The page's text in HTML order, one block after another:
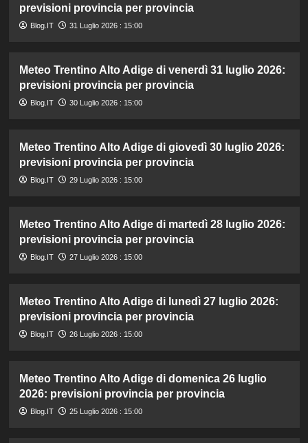
previsioni provincia per provincia
Blog.IT 31 Luglio 2026 : 15:00
Meteo Trentino Alto Adige di venerdì 31 luglio 2026:
previsioni provincia per provincia
Blog.IT 30 Luglio 2026 : 15:00
Meteo Trentino Alto Adige di giovedì 30 luglio 2026:
previsioni provincia per provincia
Blog.IT 29 Luglio 2026 : 15:00
Meteo Trentino Alto Adige di martedì 28 luglio 2026:
previsioni provincia per provincia
Blog.IT 27 Luglio 2026 : 15:00
Meteo Trentino Alto Adige di lunedì 27 luglio 2026:
previsioni provincia per provincia
Blog.IT 26 Luglio 2026 : 15:00
Meteo Trentino Alto Adige di domenica 26 luglio
2026: previsioni provincia per provincia
Blog.IT 25 Luglio 2026 : 15:00